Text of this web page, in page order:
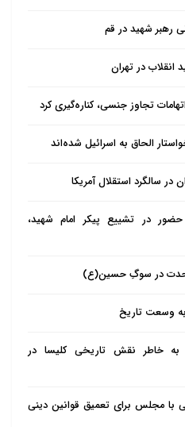
رهبر شهید در قم
انقلاب در تهران
تجاوز جنسی، کناره‌گیری کرد
الحاق به اسرائیل شده‌اند
سالگرد استقلال آمریکا
حضور در تشییع پیکر امام شهید،
وحدت در سوگِ حسین(ع)
وسعت تاریخ
به خاطر نقش تاریخی کلیسا در
با مجلس برای تعمیق قوانین دینی